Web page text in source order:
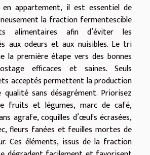
appartement, il est essentiel de
la fraction fermentescible
alimentaires afin d’éviter les
aux odeurs et aux nuisibles. Le tri
la première étape vers des bonnes
efficaces et saines. Seuls
acceptés permettent la production
qualité sans désagrément. Priorisez
fruits et légumes, marc de café,
agrafe, coquilles d’œufs écrasées,
fleurs fanées et feuilles mortes de
Ces éléments, issus de la fraction